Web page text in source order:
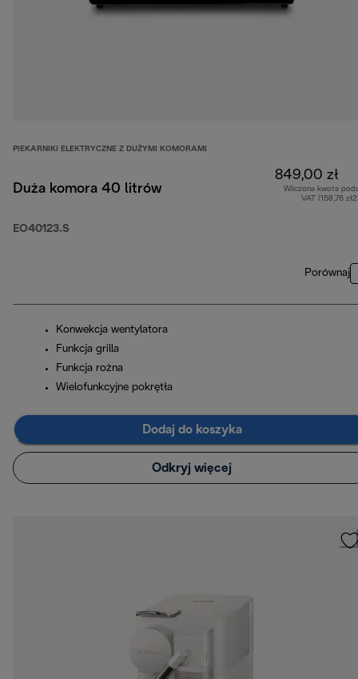
PIEKARNIKI ELEKTRYCZNE Z DUŻYMI KOMORAMI
Duża komora 40 litrów
EO40123.S
849,00 zł
Wliczona kwota
VAT (158,76
Porównaj
Konwekcja wentylatora
Funkcja grilla
Funkcja rożna
Wielofunkcyjne pokrętła
Dodaj do koszyka
Odkryj więcej